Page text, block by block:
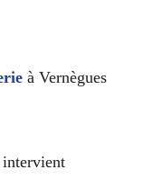
à Vernègues
intervient